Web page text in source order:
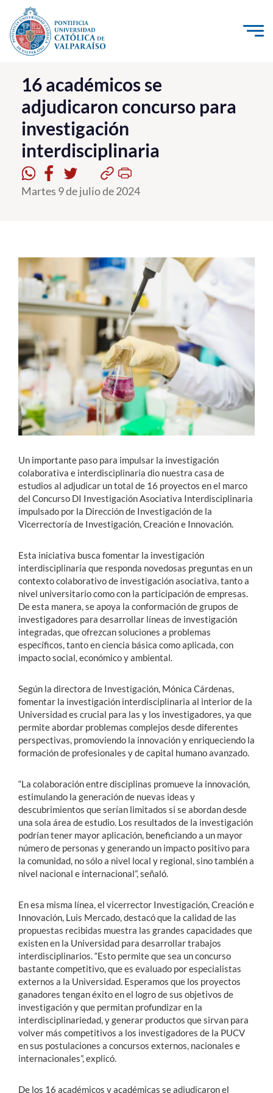
Click acá para ir directamente al contenido
La Universidad
Investigación, Creación e Innovación
PUCV Internacional
Vinculación con el Medio
Admisión
Formación Continua
Estudiantes
Académicos
Funcionarios
Alumni
English
16 académicos se
adjudicaron concurso para
investigación
interdisciplinaria
Martes 9 de julio de 2024
Un importante paso para impulsar la investigación
colaborativa e interdisciplinaria dio nuestra casa de
estudios al adjudicar un total de 16 proyectos en el marco
del Concurso DI Investigación Asociativa Interdisciplinaria
impulsado por la Dirección de Investigación de la
Vicerrectoría de Investigación, Creación e Innovación.
Esta iniciativa busca fomentar la investigación
interdisciplinaria que responda novedosas preguntas en un
contexto colaborativo de investigación asociativa, tanto a
nivel universitario como con la participación de empresas.
De esta manera, se apoya la conformación de grupos de
investigadores para desarrollar líneas de investigación
integradas, que ofrezcan soluciones a problemas
específicos, tanto en ciencia básica como aplicada, con
impacto social, económico y ambiental.
Según la directora de Investigación, Mónica Cárdenas,
fomentar la investigación interdisciplinaria al interior de la
Universidad es crucial para las y los investigadores, ya que
permite abordar problemas complejos desde diferentes
perspectivas, promoviendo la innovación y enriqueciendo la
formación de profesionales y de capital humano avanzado.
“La colaboración entre disciplinas promueve la innovación,
estimulando la generación de nuevas ideas y
descubrimientos que serían limitados si se abordan desde
una sola área de estudio. Los resultados de la investigación
podrían tener mayor aplicación, beneficiando a un mayor
número de personas y generando un impacto positivo para
la comunidad, no sólo a nivel local y regional, sino también a
nivel nacional e internacional”, señaló.
En esa misma línea, el vicerrector Investigación, Creación e
Innovación, Luis Mercado, destacó que la calidad de las
propuestas recibidas muestra las grandes capacidades que
existen en la Universidad para desarrollar trabajos
interdisciplinarios. “Esto permite que sea un concurso
bastante competitivo, que es evaluado por especialistas
externos a la Universidad. Esperamos que los proyectos
ganadores tengan éxito en el logro de sus objetivos de
investigación y que permitan profundizar en la
interdisciplinariedad, y generar productos que sirvan para
volver más competitivos a los investigadores de la PUCV
en sus postulaciones a concursos externos, nacionales e
internacionales”, explicó.
De los 16 académicos y académicas se adjudicaron el